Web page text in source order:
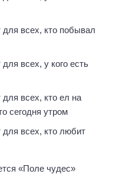
всех, кто побывал
всех, у кого есть
всех, кто ел на
сегодня утром
всех, кто любит
«Поле чудес»